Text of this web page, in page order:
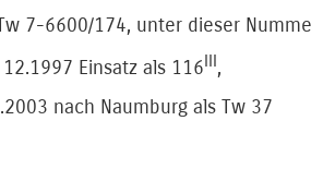
7-6600/174, unter dieser
12.1997 Einsatz als 116III,
nach Naumburg als Tw 37